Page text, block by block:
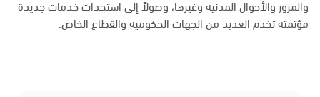
والمرور والأحوال المدنية وغيرها، وصولاً إلى استحداث خدمات جديدة
مؤتمتة تخدم العديد من الجهات الحكومية والقطاع الخاص.